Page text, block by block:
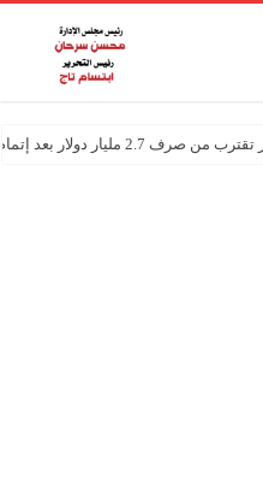
بعد إتمام المراجعتين